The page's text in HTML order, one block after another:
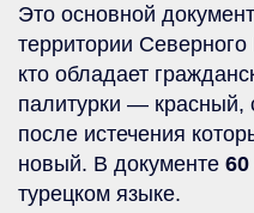
Это основной
территории
кто обладает
палитурки — красный,
после истечения
новый. В документе
турецком языке.